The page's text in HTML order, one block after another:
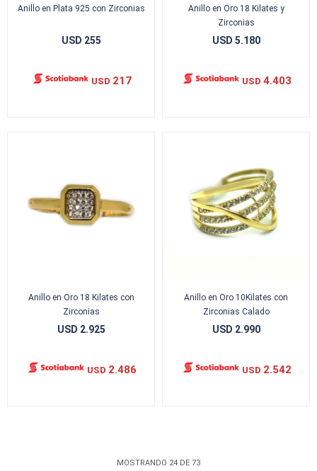
Anillo en Plata 925 con Zirconias
USD 255
USD 217
Anillo en Oro 18 Kilates y
Zirconias
USD 5.180
USD 4.403
Anillo en Oro 18 Kilates con
Zirconias
USD 2.925
USD 2.486
Anillo en Oro 10Kilates con
Zirconias Calado
USD 2.990
USD 2.542
MOSTRANDO 24 DE 73